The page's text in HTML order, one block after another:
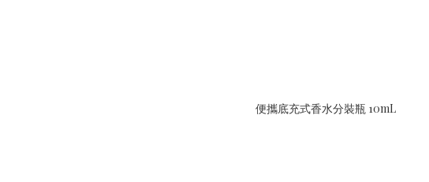
便攜底充式香水分裝瓶 10mL